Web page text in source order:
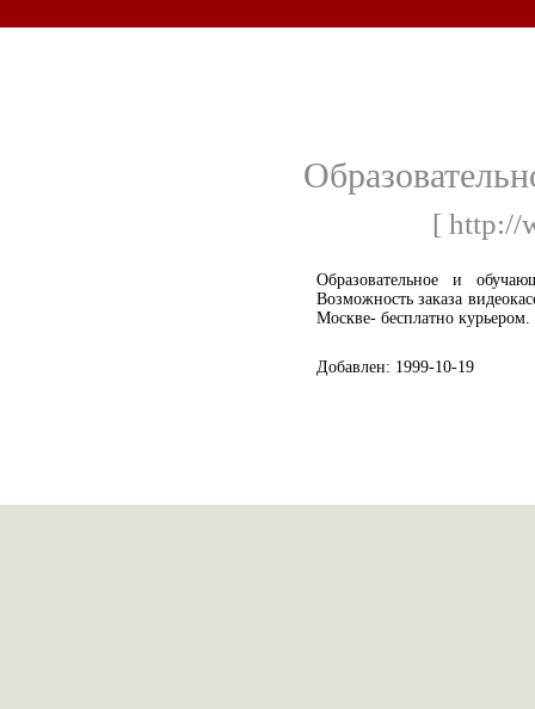
[ http://
Образовательное и
Возможность заказа
Москве- бесплатно курьером.
Добавлен: 1999-10-19